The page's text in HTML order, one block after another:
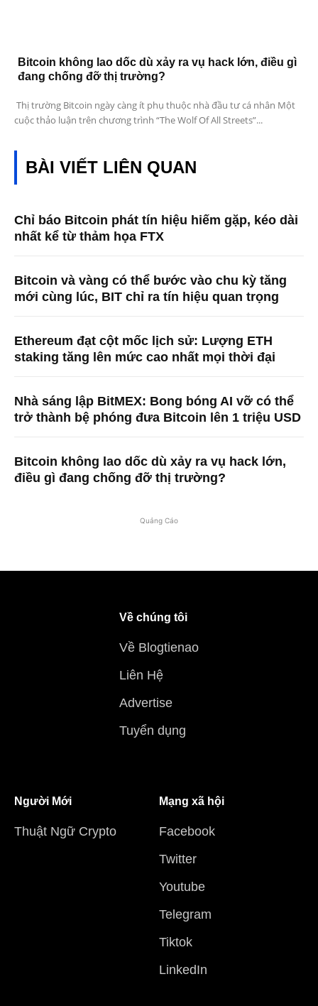
Bitcoin không lao dốc dù xảy ra vụ hack lớn, điều gì
đang chống đỡ thị trường?
Thị trường Bitcoin ngày càng ít phụ thuộc nhà đầu tư cá nhân Một
cuộc thảo luận trên chương trình “The Wolf Of All Streets”...
BÀI VIẾT LIÊN QUAN
Chỉ báo Bitcoin phát tín hiệu hiếm gặp, kéo dài
nhất kể từ thảm họa FTX
Bitcoin và vàng có thể bước vào chu kỳ tăng
mới cùng lúc, BIT chỉ ra tín hiệu quan trọng
Ethereum đạt cột mốc lịch sử: Lượng ETH
staking tăng lên mức cao nhất mọi thời đại
Nhà sáng lập BitMEX: Bong bóng AI vỡ có thể
trở thành bệ phóng đưa Bitcoin lên 1 triệu USD
Bitcoin không lao dốc dù xảy ra vụ hack lớn,
điều gì đang chống đỡ thị trường?
Quảng Cáo
Về chúng tôi
Về Blogtienao
Liên Hệ
Advertise
Tuyển dụng
Người Mới
Thuật Ngữ Crypto
Mạng xã hội
Facebook
Twitter
Youtube
Telegram
Tiktok
LinkedIn